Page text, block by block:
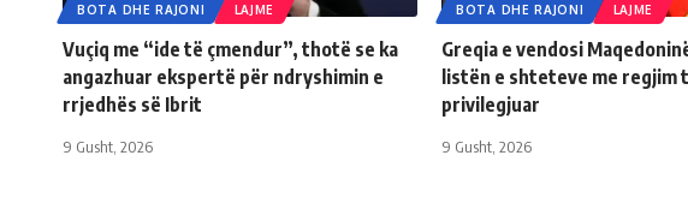
BOTA DHE RAJONI LAJME
Vuçiq me “ide të çmendur”, thotë se ka
angazhuar ekspertë për ndryshimin e
rrjedhës së Ibrit
9 Gusht, 2026
BOTA DHE RAJONI LAJME
Greqia e vendosi
listën e shteteve me regjim
privilegjuar
9 Gusht, 2026